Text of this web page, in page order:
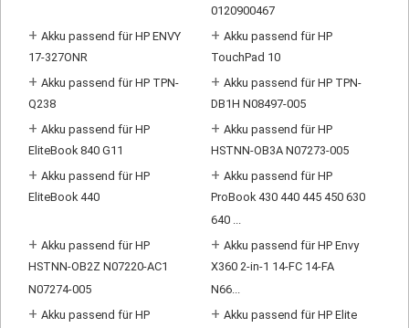
0120900467
+ Akku passend für HP ENVY
17-327ONR
+ Akku passend für HP
TouchPad 10
+ Akku passend für HP TPN-
Q238
+ Akku passend für HP TPN-
DB1H N08497-005
+ Akku passend für HP
EliteBook 840 G11
+ Akku passend für HP
HSTNN-OB3A N07273-005
+ Akku passend für HP
EliteBook 440
+ Akku passend für HP
ProBook 430 440 445 450 630
640 ...
+ Akku passend für HP
HSTNN-OB2Z N07220-AC1
N07274-005
+ Akku passend für HP Envy
X360 2-in-1 14-FC 14-FA
N66...
+ Akku passend für HP + Akku passend für HP Elite